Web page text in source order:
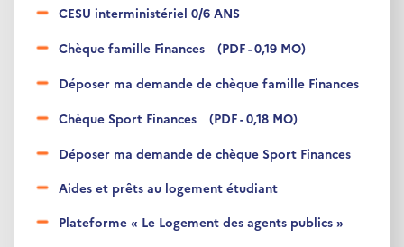
CESU interministériel 0/6 ANS
Chèque famille Finances (PDF - 0,19 MO)
Déposer ma demande de chèque famille Finances
Chèque Sport Finances (PDF - 0,18 MO)
Déposer ma demande de chèque Sport Finances
Aides et prêts au logement étudiant
Plateforme « Le Logement des agents publics »